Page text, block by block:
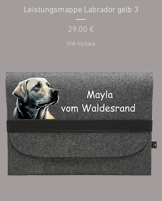
Leistungsmappe Labrador gelb 3
Prezzo
29,00 €
IVA inclusa